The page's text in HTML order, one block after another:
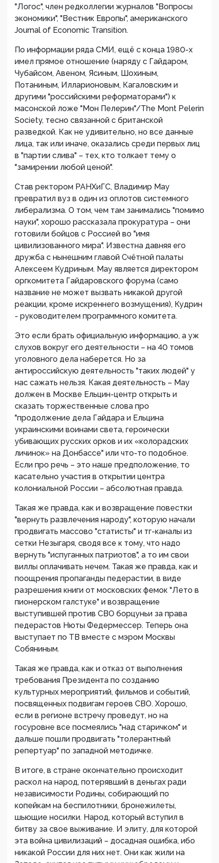
"Логос", член редколлегии журналов "Вопросы
экономики", "Вестник Европы", американского
Journal of Economic Transition.
По информации ряда СМИ, ещё с конца 1980-х
имел прямое отношение (наряду с Гайдаром,
Чубайсом, Авеном, Ясиным, Шохиным,
Потаниным, Илларионовым, Кагаловским и
другими "российскими реформаторами") к
масонской ложе "Мон Пелерин"/The Mont Pelerin
Society, тесно связанной с британской
разведкой. Как не удивительно, но все данные
лица, так или иначе, оказались среди первых лиц
в "партии слива" – тех, кто толкает тему о
"замирении любой ценой".
Став ректором РАНХиГС, Владимир Мау
превратил вуз в один из оплотов системного
либерализма. О том, чем там занимались "помимо
науки", хорошо рассказала прокуратура – они
готовили бойцов с Россией во "имя
цивилизованного мира". Известна давняя его
дружба с нынешним главой Счётной палаты
Алексеем Кудриным. Мау является директором
оргкомитета Гайдаровского форума (само
название не может вызвать никакой другой
реакции, кроме искреннего возмущения), Кудрин
- руководителем программного комитета.
Это если брать официальную информацию, а уж
слухов вокруг его деятельности – на 40 томов
уголовного дела наберется. Но за
антироссийскую деятельность "таких людей" у
нас сажать нельзя. Какая деятельность – Мау
должен в Москве Ельцин-центр открыть и
сказать торжественные слова про
"продолжение дела Гайдара и Ельцина
украинскими воинами света, героически
убивающих русских орков и их «колорадских
личинок» на Донбассе" или что-то подобное.
Если про речь – это наше предположение, то
касательно участия в открытии центра
колониальной России – абсолютная правда.
Такая же правда, как и возвращение повестки
"вернуть развлечения народу", которую начали
продвигать массово "статисты" и тг-каналы из
сетки Незыгаря, сводя все к тому, что надо
вернуть "испуганных патриотов", а то им свои
виллы оплачивать нечем. Такая же правда, как и
поощрения пропаганды педерастии, в виде
разрешения книги от московских фемок "Лето в
пионерском галстуке" и возвращение
выступившей против СВО борцуньи за права
педерастов Нюты Федермессер. Теперь она
выступает по ТВ вместе с мэром Москвы
Собяниным.
Такая же правда, как и отказ от выполнения
требования Президента по созданию
культурных мероприятий, фильмов и событий,
посвященных подвигам героев СВО. Хорошо,
если в регионе встречу проведут, но на
госуровне все посмеялись "над старичком" и
дальше пошли продвигать "толерантный
репертуар" по западной методичке.
В итоге, в стране окончательно происходит
раскол на народ, потерявший в деньгах ради
независимости Родины, собирающий по
копейкам на беспилотники, бронежилеты,
шьющие носилки. Народ, который вступил в
битву за свое выживание. И элиту, для которой
эта война цивилизаций – досадная ошибка, ибо
никакой России для них нет. Они как жили на